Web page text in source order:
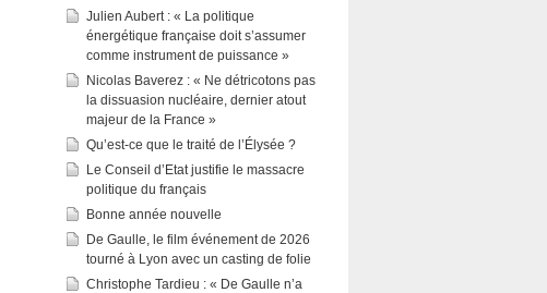
Julien Aubert : « La politique
énergétique française doit s’assumer
comme instrument de puissance »
Nicolas Baverez : « Ne détricotons pas
la dissuasion nucléaire, dernier atout
majeur de la France »
Qu’est-ce que le traité de l’Élysée ?
Le Conseil d’Etat justifie le massacre
politique du français
Bonne année nouvelle
De Gaulle, le film événement de 2026
tourné à Lyon avec un casting de folie
Christophe Tardieu : « De Gaulle n’a